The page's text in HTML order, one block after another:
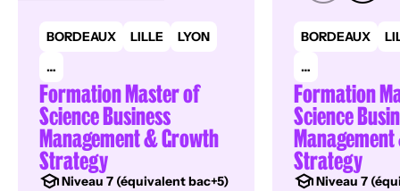
BORDEAUX LILLE
LYON
…
Formation Master of
Science Business
Management & Growth
Strategy
Niveau 7 (équivalent bac+5)
BORDEAUX
…
Formation
Science
Strategy
Niveau 7